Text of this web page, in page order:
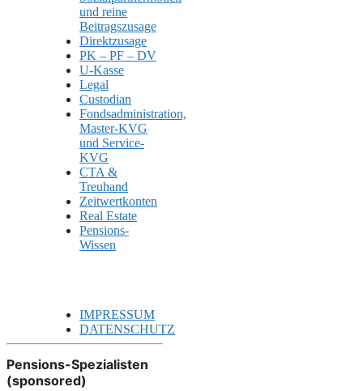
und reine
Beitragszusage
Direktzusage
PK – PF – DV
U-Kasse
Legal
Custodian
Fondsadministration,
Master-KVG
und Service-
KVG
CTA &
Treuhand
Zeitwertkonten
Real Estate
Pensions-
Wissen
IMPRESSUM
DATENSCHUTZ
Pensions-Spezialisten
(sponsored)